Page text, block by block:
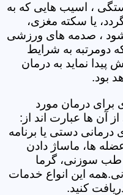
، اسیب هایی که به
یا سکته مغزی،
شود ، صدمه های ورزشی
دومرتبه به شرایط
پیدا نماید به درمان
بود.
برای درمان مورد
آن ها عبارت اند از:
درمانی دستی یا برنامه
ها، ماساژ دادن
طب سوزنی، گرما
این انواع خدمات
کنید.